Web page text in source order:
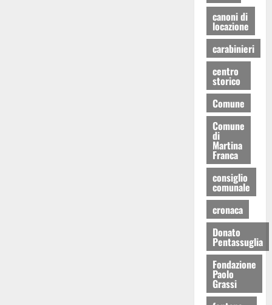
canoni di
locazione
carabinieri
centro
storico
Comune
Comune
di
Martina
Franca
consiglio
comunale
cronaca
Donato
Pentassuglia
Fondazione
Paolo
Grassi